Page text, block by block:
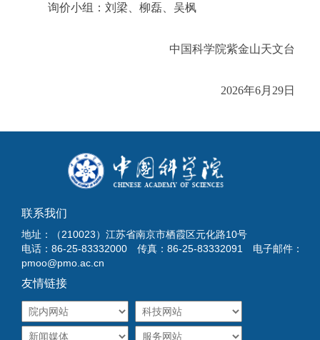
询价小组：刘梁、柳磊、吴枫
中国科学院紫金山天文台
2026年6月29日
联系我们
地址：（210023）江苏省南京市栖霞区元化路10号
电话：86-25-83332000 传真：86-25-83332091 电子邮件：
pmoo@pmo.ac.cn
友情链接